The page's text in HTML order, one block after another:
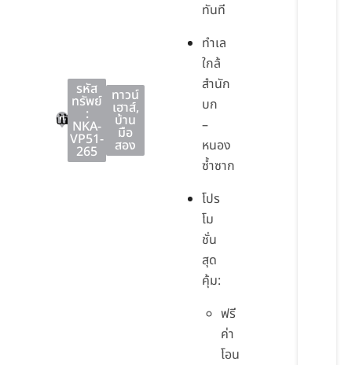
บ้านบึง
บ้านบึง
ชลบุรี
รหัส
ทรัพย์
:
NKA-
VP51-
265
ทาวน์
เฮาส์,
บ้าน
มือ
สอง
ทันที
ทำเล
ใกล้
สำนัก
บก
–
หนอง
ซ้ำซาก
โปร
โม
ชั่น
สุด
คุ้ม:
ฟรี
ค่า
โอน